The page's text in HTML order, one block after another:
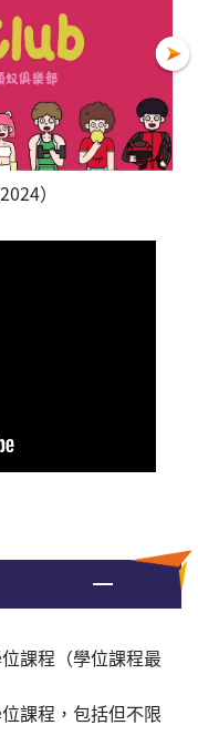
）
課程（學位課程最
課程，包括但不限